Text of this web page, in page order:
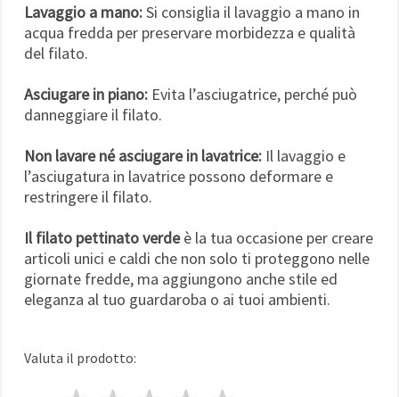
Lavaggio a mano:Si consiglia il lavaggio a mano in
acqua fredda per preservare morbidezza e qualità
del filato.
Asciugare in piano: Evita l’asciugatrice, perché può
danneggiare il filato.
Non lavare né asciugare in lavatrice: Il lavaggio e
l’asciugatura in lavatrice possono deformare e
restringere il filato.
Il filato pettinato verdeè la tua occasione per creare
articoli unici e caldi che non solo ti proteggono nelle
giornate fredde, ma aggiungono anche stile ed
eleganza al tuo guardaroba o ai tuoi ambienti.
Valuta il prodotto: